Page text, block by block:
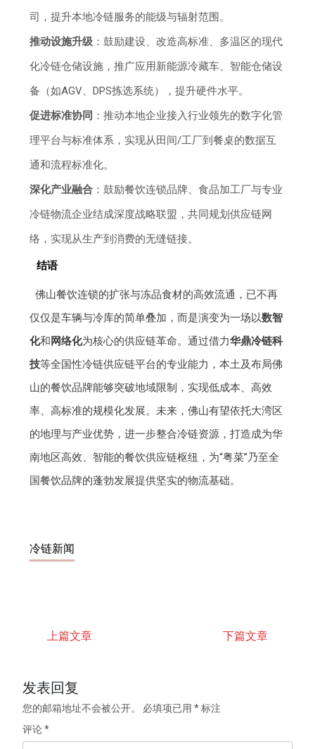
司，提升本地冷链服务的能级与辐射范围。
推动设施升级 ：鼓励建设、改造高标准、多温区的现代
化冷链仓储设施，推广应用新能源冷藏车、智能仓储设
备（如AGV、DPS拣选系统），提升硬件水平。
促进标准协同 ：推动本地企业接入行业领先的数字化管
理平台与标准体系，实现从田间/工厂到餐桌的数据互
通和流程标准化。
深化产业融合 ：鼓励餐饮连锁品牌、食品加工厂与专业
冷链物流企业结成深度战略联盟，共同规划供应链网
络，实现从生产到消费的无缝链接。
结语
佛山餐饮连锁的扩张与冻品食材的高效流通，已不再
仅仅是车辆与冷库的简单叠加，而是演变为一场以数智
化和 网络化为核心的供应链革命。通过借力华鼎冷链科
技等全国性冷链供应链平台的专业能力，本土及布局佛
山的餐饮品牌能够突破地域限制，实现低成本、高效
率、高标准的规模化发展。未来，佛山有望依托大湾区
的地理与产业优势，进一步整合冷链资源，打造成为华
南地区高效、智能的餐饮供应链枢纽，为“粤菜”乃至全
国餐饮品牌的蓬勃发展提供坚实的物流基础。
冷链新闻
上篇文章 下篇文章
发表回复
您的邮箱地址不会被公开。 必填项已用*标注
评论*